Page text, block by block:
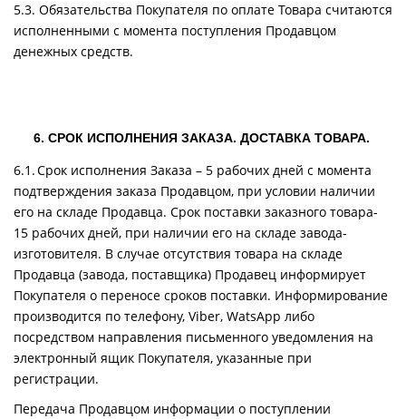
5.3. Обязательства Покупателя по оплате Товара считаются
исполненными с момента поступления Продавцом
денежных средств.
6. СРОК ИСПОЛНЕНИЯ ЗАКАЗА. ДОСТАВКА ТОВАРА.
6.1. Срок исполнения Заказа – 5 рабочих дней с момента
подтверждения заказа Продавцом, при условии наличии
его на складе Продавца. Срок поставки заказного товара-
15 рабочих дней, при наличии его на складе завода-
изготовителя. В случае отсутствия товара на складе
Продавца (завода, поставщика) Продавец информирует
Покупателя о переносе сроков поставки. Информирование
производится по телефону, Viber, WatsApp либо
посредством направления письменного уведомления на
электронный ящик Покупателя, указанные при
регистрации.
Передача Продавцом информации о поступлении